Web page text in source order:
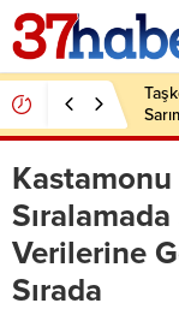
Verilerine
Sırada